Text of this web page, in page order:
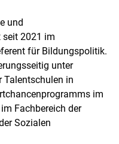
und
2021 im
für Bildungspolitik.
unter
Talentschulen in
im
Fachbereich der
Sozialen